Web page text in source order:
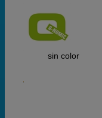
sin color